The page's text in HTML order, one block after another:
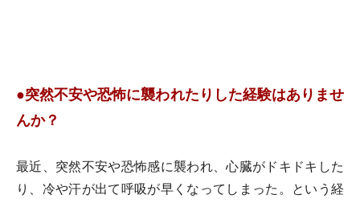
●突然不安や恐怖に襲われたりした経験はありませ
んか？
最近、突然不安や恐怖感に襲われ、心臓がドキドキした
り、冷や汗が出て呼吸が早くなってしまった。という経